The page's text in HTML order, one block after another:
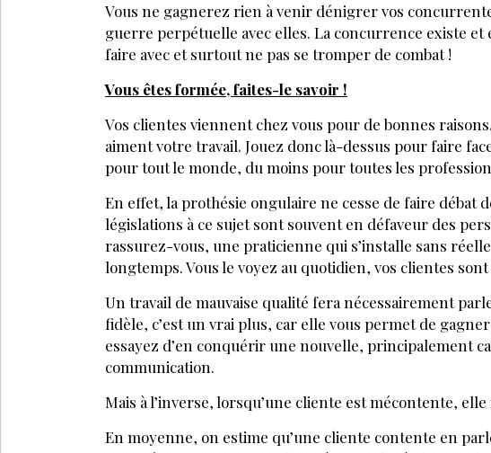
Vous ne gagnerez rien
LA SUITE EST RÉSERVÉE
Déjà abonné ?
Se
Accédez à tous nos articles et
Bénéficiez de tarifs
évènements
JE M’ABONNE
VOS QUESTIONS: